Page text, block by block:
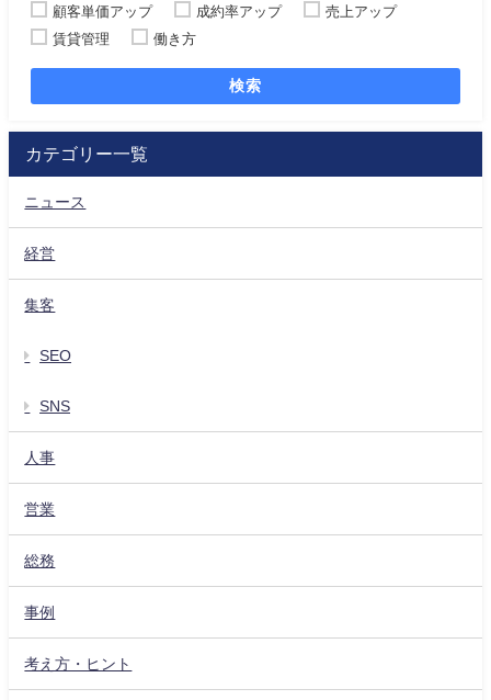
顧客単価アップ
成約率アップ
売上アップ
賃貸管理
働き方
検索
カテゴリー一覧
ニュース
経営
集客
SEO
SNS
人事
営業
総務
事例
考え方・ヒント